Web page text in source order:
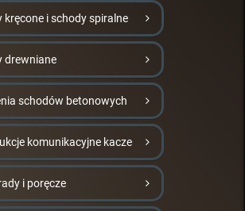
kręcone i schody spiralne
drewniane
schodów betonowych
komunikacyjne kacze
i poręcze